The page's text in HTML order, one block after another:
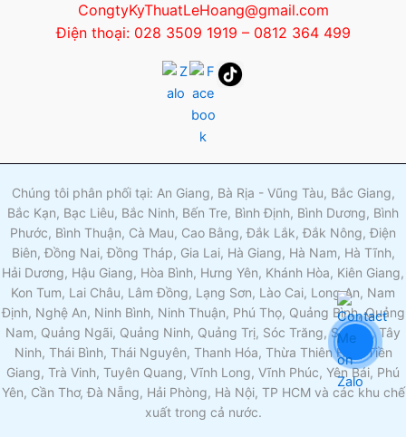
CongtyKyThuatLeHoang@gmail.com
Điện thoại: 028 3509 1919 – 0812 364 499
Chúng tôi phân phối tại: An Giang, Bà Rịa - Vũng Tàu, Bắc Giang,
Bắc Kạn, Bạc Liêu, Bắc Ninh, Bến Tre, Bình Định, Bình Dương, Bình
Phước, Bình Thuận, Cà Mau, Cao Bằng, Đắk Lắk, Đắk Nông, Điện
Biên, Đồng Nai, Đồng Tháp, Gia Lai, Hà Giang, Hà Nam, Hà Tĩnh,
Hải Dương, Hậu Giang, Hòa Bình, Hưng Yên, Khánh Hòa, Kiên Giang,
Kon Tum, Lai Châu, Lâm Đồng, Lạng Sơn, Lào Cai, Long An, Nam
Định, Nghệ An, Ninh Bình, Ninh Thuận, Phú Thọ, Quảng Bình, Quảng
Nam, Quảng Ngãi, Quảng Ninh, Quảng Trị, Sóc Trăng, Sơn La, Tây
Ninh, Thái Bình, Thái Nguyên, Thanh Hóa, Thừa Thiên Huế, Tiền
Giang, Trà Vinh, Tuyên Quang, Vĩnh Long, Vĩnh Phúc, Yên Bái, Phú
Yên, Cần Thơ, Đà Nẵng, Hải Phòng, Hà Nội, TP HCM và các khu chế
xuất trong cả nước.